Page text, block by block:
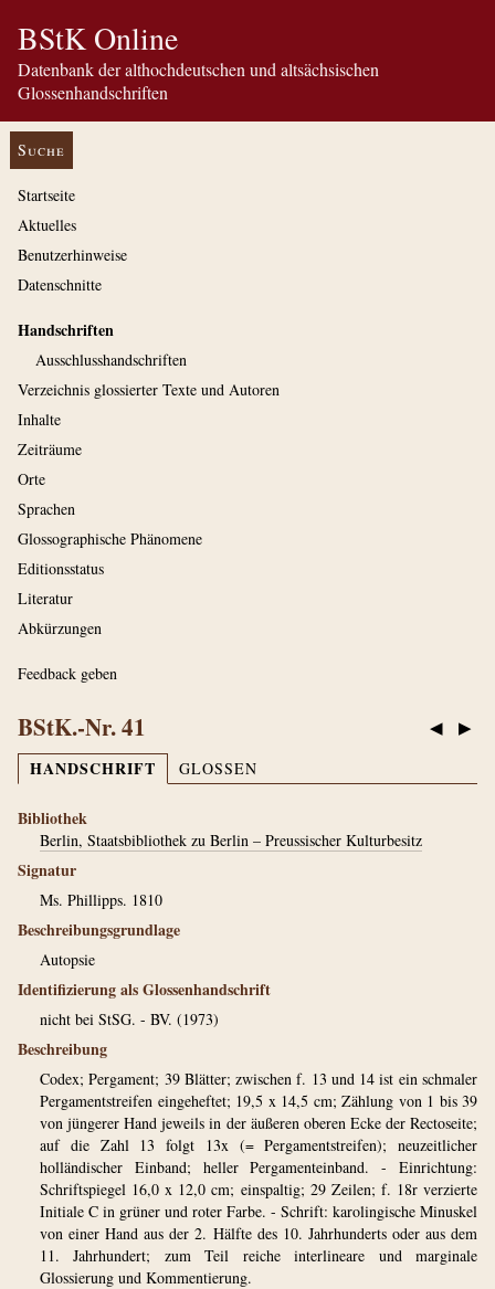
BStK Online
Datenbank der althochdeutschen und altsächsischen
Glossenhandschriften
Suche
Startseite
Aktuelles
Benutzerhinweise
Datenschnitte
Handschriften
Ausschluss­handschriften
Verzeichnis glossierter Texte und Autoren
Inhalte
Zeiträume
Orte
Sprachen
Glossographische Phänomene
Editionsstatus
Literatur
Abkürzungen
Feedback geben
◀ ▶
BStK.-Nr. 41
HANDSCHRIFT GLOSSEN
Bibliothek
Berlin, Staatsbibliothek zu Berlin – Preussischer Kulturbesitz
Signatur
Ms. Phillipps. 1810
Beschreibungsgrundlage
Autopsie
Identifizierung als Glossenhandschrift
nicht bei StSG. - BV. (1973)
Beschreibung
Codex; Pergament; 39 Blätter; zwischen f. 13 und 14 ist ein schmaler
Pergamentstreifen eingeheftet; 19,5 x 14,5 cm; Zählung von 1 bis 39
von jüngerer Hand jeweils in der äußeren oberen Ecke der Rectoseite;
auf die Zahl 13 folgt 13x (= Pergamentstreifen); neuzeitlicher
holländischer Einband; heller Pergamenteinband. - Einrichtung:
Schriftspiegel 16,0 x 12,0 cm; einspaltig; 29 Zeilen; f. 18r verzierte
Initiale C in grüner und roter Farbe. - Schrift: karolingische Minuskel
von einer Hand aus der 2. Hälfte des 10. Jahrhunderts oder aus dem
11. Jahrhundert; zum Teil reiche interlineare und marginale
Glossierung und Kommentierung.